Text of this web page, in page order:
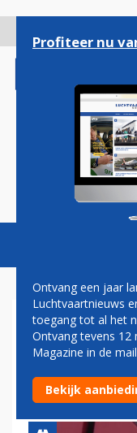
gaan
Magazine
KRITIEK
BONUS
NIJHUIS
Profiteer nu
Ontvang een jaar
Luchtvaartnieuws
toegang tot al het
Ontvang tevens 12
Magazine in de
Bekijk